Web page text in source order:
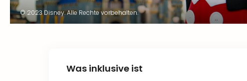
© 2023 Disney. Alle Rechte vorbehalten.
Was inklusive ist